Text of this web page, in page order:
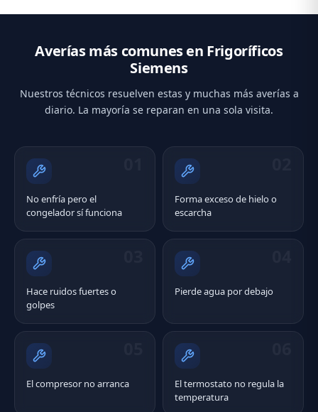
Averías más comunes en Frigoríficos
Siemens
Nuestros técnicos resuelven estas y muchas más averías a
diario. La mayoría se reparan en una sola visita.
No enfría pero el
congelador sí funciona
Forma exceso de hielo o
escarcha
Hace ruidos fuertes o
golpes
Pierde agua por debajo
El compresor no arranca
El termostato no regula la
temperatura